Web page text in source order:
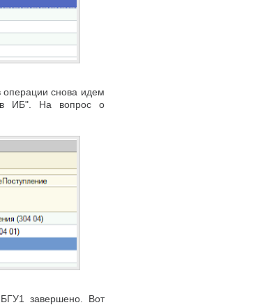
операции снова идем
в ИБ". На вопрос о
завершено. Вот